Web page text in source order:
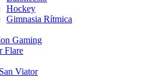
Hockey
Gimnasia Rítmica
Gaming
Flare
Viator